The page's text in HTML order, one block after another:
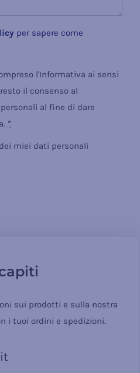
per sapere come
l'Informativa ai sensi
il consenso al
al fine di dare
*
miei dati personali
sui prodotti e sulla nostra
i tuoi ordini e spedizioni.